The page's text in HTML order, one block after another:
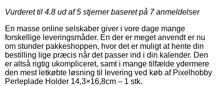
Vurderet til 4.8 ud af 5 stjerner baseret på 7anmeldelser
En masse online selskaber giver i vore dage mange
forskellige leveringsmåder. En der er meget anvendt er nu
om stunder pakkeshoppen, hvor det er muligt at hente din
bestilling lige præcis når det passer ind i din kalender. Den
er altså rigtig ukompliceret, samt i mange tilfælde ydermere
den mest letkøbte løsning til levering ved køb af Pixelhobby
Perleplade Holder 14,3×16,8cm – 1 stk.